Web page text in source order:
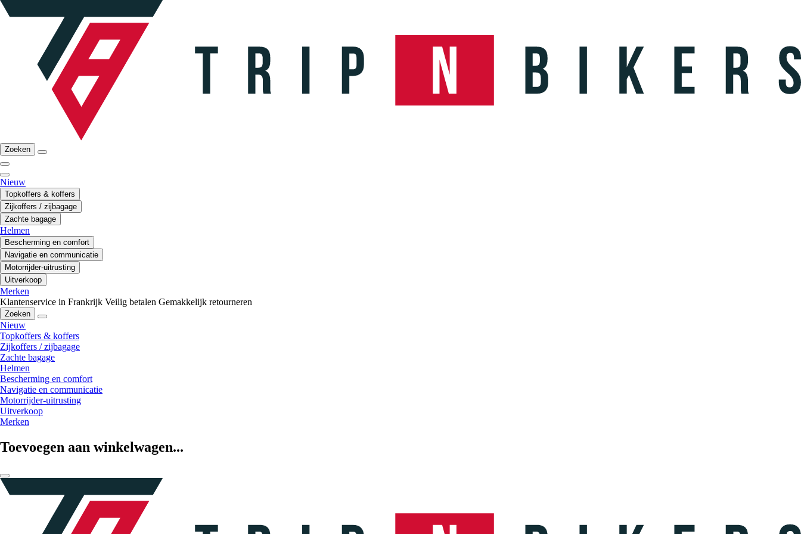
Zoeken
Nieuw
Topkoffers & koffers
Zijkoffers / zijbagage
Zachte bagage
Helmen
Bescherming en comfort
Navigatie en communicatie
Motorrijder-uitrusting
Uitverkoop
Merken
Klantenservice in Frankrijk Veilig betalen Gemakkelijk retourneren
Zoeken
Nieuw
Topkoffers & koffers
Zijkoffers / zijbagage
Zachte bagage
Helmen
Bescherming en comfort
Navigatie en communicatie
Motorrijder-uitrusting
Uitverkoop
Merken
Toevoegen aan winkelwagen...